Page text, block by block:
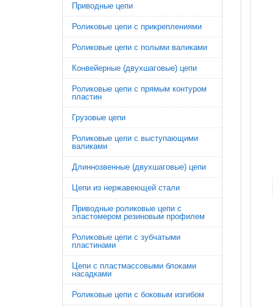
Приводные цепи
Роликовые цепи с прикреплениями
Роликовые цепи с полыми валиками
Конвейерные (двухшаговые) цепи
Роликовые цепи с прямым контуром
пластин
Грузовые цепи
Роликовые цепи с выступающими
валиками
Длиннозвенные (двухшаговые) цепи
Цепи из нержавеющей стали
Приводные роликовые цепи с
эластомером резиновым профилем
Роликовые цепи с зубчатыми
пластинами
Цепи с пластмассовыми блоками
насадками
Роликовые цепи с боковым изгибом